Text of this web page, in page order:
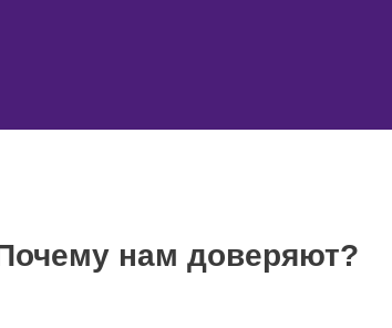
DJ-пультов Yamaha
нам доверяют?